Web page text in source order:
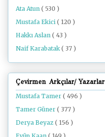
Ata Atun ( 530 )
Mustafa Ekici ( 120 )
Hakkı Aslan ( 43 )
Naif Karabatak( 37 )
Çevirmen Arkçılar/ Yazarlar
Mustafa Tamer ( 496 )
Tamer Güner ( 377 )
Derya Beyaz ( 156 )